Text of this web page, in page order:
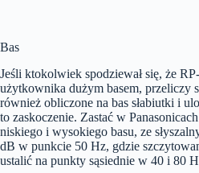
Bas
Jeśli ktokolwiek spodziewał się, że
użytkownika dużym basem, przeliczy
również obliczone na bas słabiutki i
to zaskoczenie. Zastać w
niskiego i wysokiego basu, ze
dB w punkcie 50 Hz, gdzie
ustalić na punkty sąsiednie w 40 i 80